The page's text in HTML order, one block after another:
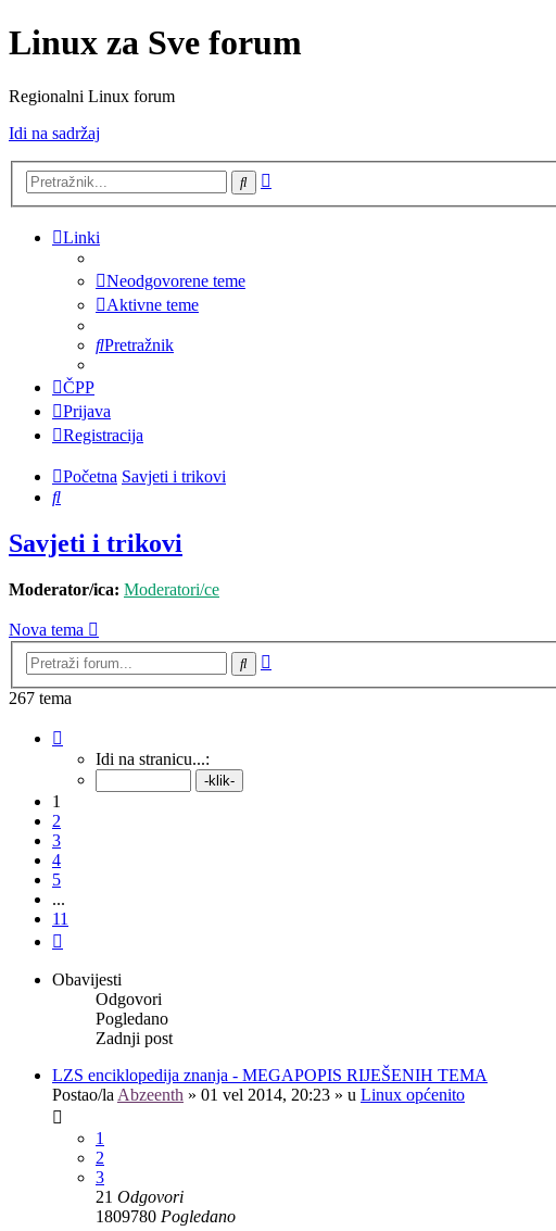
Linux za Sve forum
Regionalni Linux forum
Idi na sadržaj
Pretražnik
Linki
Neodgovorene teme
Aktivne teme
Pretražnik
ČPP
Prijava
Registracija
Početna Savjeti i trikovi
Pretražnik
Savjeti i trikovi
Moderator/ica: Moderatori/ce
Nova tema
Pretražnik
267 tema
11 Idi na stranicu...:
1
2
3
4
5
...
11
Obavijesti
Odgovori
Pogledano
Zadnji post
LZS enciklopedija znanja - MEGAPOPIS RIJEŠENIH TEMA
Postao/la Abzeenth » 01 vel 2014, 20:23 » u Linux općenito
1
2
3
21 Odgovori
1809780 Pogledano